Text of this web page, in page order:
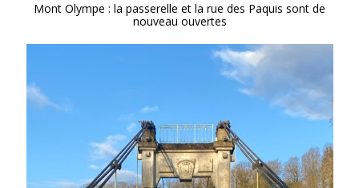
Mont Olympe : la passerelle et la rue des Paquis sont de
nouveau ouvertes